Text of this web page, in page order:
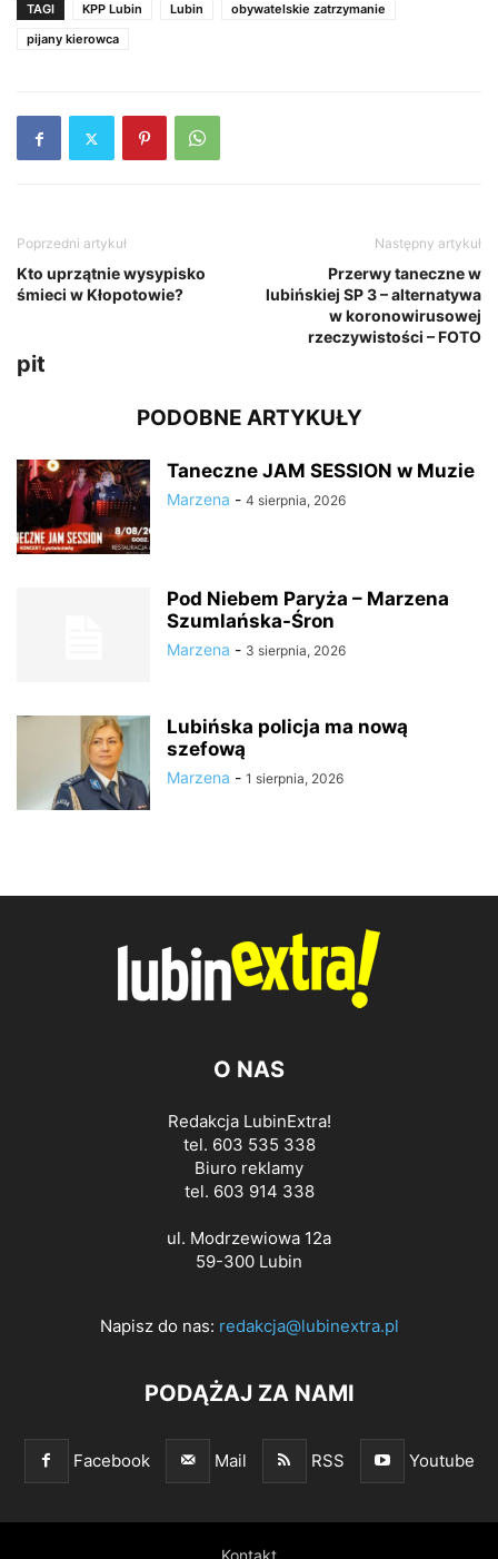
TAGI KPP Lubin Lubin
obywatelskie zatrzymanie
pijany kierowca
Poprzedni artykuł
Kto uprzątnie wysypisko
śmieci w Kłopotowie?
Następny artykuł
Przerwy taneczne w
lubińskiej SP 3 – alternatywa
w koronowirusowej
rzeczywistości – FOTO
pit
PODOBNE ARTYKUŁY
Taneczne JAM SESSION w Muzie
Marzena - 4 sierpnia, 2026
Pod Niebem Paryża – Marzena
Szumlańska-Śron
Marzena - 3 sierpnia, 2026
Lubińska policja ma nową
szefową
Marzena - 1 sierpnia, 2026
O NAS
Redakcja LubinExtra!
tel. 603 535 338
Biuro reklamy
tel. 603 914 338
ul. Modrzewiowa 12a
59-300 Lubin
Napisz do nas: redakcja@lubinextra.pl
PODĄŻAJ ZA NAMI
Facebook Mail RSS Youtube